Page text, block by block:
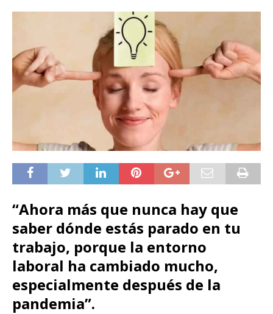
“Ahora más que nunca hay que
saber dónde estás parado en tu
trabajo, porque la entorno
laboral ha cambiado mucho,
especialmente después de la
pandemia”.